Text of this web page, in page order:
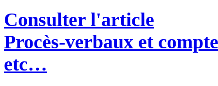
Consulter l'article
Procès-verbaux et
etc…